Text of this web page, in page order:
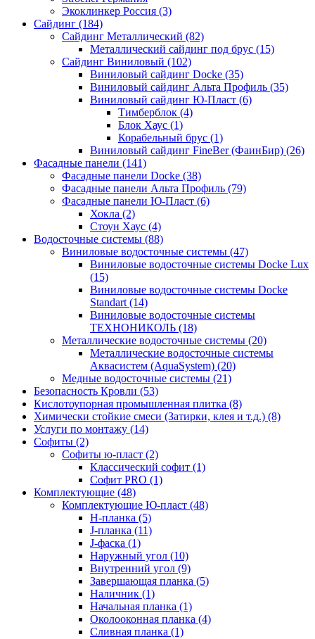
Экоклинкер Россия (3)
Сайдинг (184)
Сайдинг Металлический (82)
Металлический сайдинг под брус (15)
Сайдинг Виниловый (102)
Виниловый сайдинг Docke (35)
Виниловый сайдинг Альта Профиль (35)
Виниловый сайдинг Ю-Пласт (6)
Тимберблок (4)
Блок Хаус (1)
Корабельный брус (1)
Виниловый сайдинг FineBer (ФаинБир) (26)
Фасадные панели (141)
Фасадные панели Docke (38)
Фасадные панели Альта Профиль (79)
Фасадные панели Ю-Пласт (6)
Хокла (2)
Стоун Хаус (4)
Водосточные системы (88)
Виниловые водосточные системы (47)
Виниловые водосточные системы Docke Lux
(15)
Виниловые водосточные системы Docke
Standart (14)
Виниловые водосточные системы
ТЕХНОНИКОЛЬ (18)
Металлические водосточные системы (20)
Металлические водосточные системы
Аквасистем (AquaSystem) (20)
Медные водосточные системы (21)
Безопасность Кровли (53)
Кислотоупорная промышленная плитка (8)
Химически стойкие смеси (Затирки, клея и т.д.) (8)
Услуги по монтажу (14)
Софиты (2)
Софиты ю-пласт (2)
Классический софит (1)
Софит PRO (1)
Комплектующие (48)
Комплектующие Ю-пласт (48)
H-планка (5)
J-планка (11)
J-фаска (1)
Наружный угол (10)
Внутренний угол (9)
Завершающая планка (5)
Наличник (1)
Начальная планка (1)
Околооконная планка (4)
Сливная планка (1)